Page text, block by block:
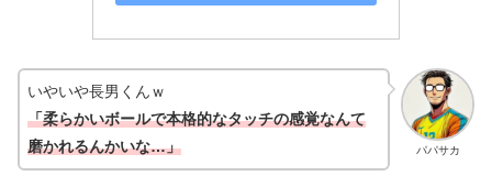
パパサカ
いやいや長男くんｗ
「柔らかいボールで本格的なタッチの感覚なんて
磨かれるんかいな…」